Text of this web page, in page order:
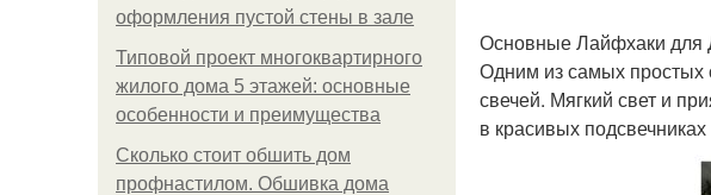
оформления пустой стены в зале
Типовой проект многоквартирного
жилого дома 5 этажей: основные
особенности и преимущества
Сколько стоит обшить дом
профнастилом. Обшивка дома
Основные Лайфхаки для
Одним из самых простых
свечей. Мягкий свет и
в красивых